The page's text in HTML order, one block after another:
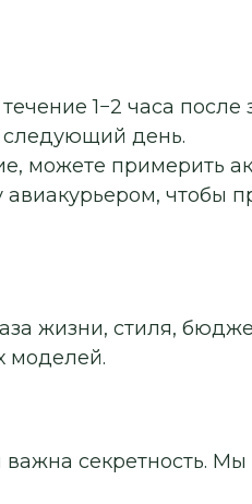
1−2 часа после
следующий день.
можете примерить
чтобы
жизни, стиля,
моделей.
секретность.